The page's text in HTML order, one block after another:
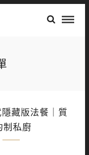
藏版法餐｜質
制私廚